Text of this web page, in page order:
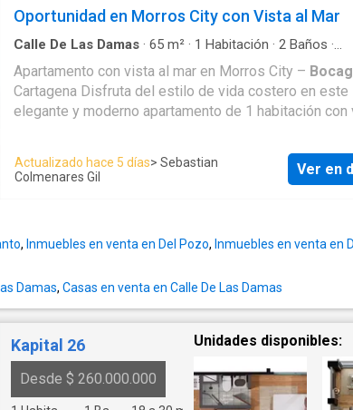
piscina, sauna, vigilancia privada las 24 horas,
comunal, alarma y garaje. Vive la experiencia de lujo y
seguridad en este exclusivo hogar.
Oportunidad en Morros City con Vista al Mar
Calle De Las Damas · 65 m² · 1 Habitación · 2 Baños ·
Cocina integral·Internet · Jacuzzi ·Gas natural
Vista
panorámica·Terraza·Agua·Tanque de agua·Jardín·
Caseta de vigilancia· Gimnasio·Ascensor·Sauna·
Apartamento con vista al mar en Morros City –
Cartagena Disfruta del estilo de vida costero en este
elegante y moderno apartamento de 1 habitación con
. Ideal para quienes
propiedad vacacional, una residencia de alto nivel o
atmósfera luminosa, fresca y con una vista
empotrado • 2 baños completos con acabados modernos •
Sala-comedor con ventanales de piso a techo • Cocina tipo
americana completamente equipada • Balcón privado con
vista panorámica al mar • Aire acondicionado central • Área de
lavandería independiente • 1 parqueadero privado
Amenidades del edificio Morros City: Vive como en
Actualizado hace 5 días> Sebastian
Colmenares Gil
Ver en
, Inmuebles en venta en Del Pozo, Inmuebles en venta en
Damas, Casas en venta en Calle De Las Damas
Kapital 26
Desde $ 260.000.000
Unidades disponibles: